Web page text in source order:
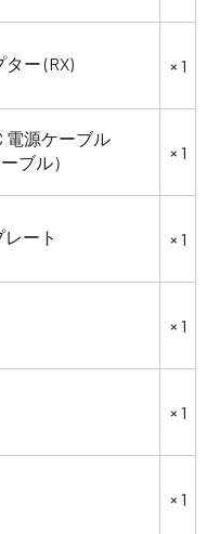
ー (RX) × 1
電源ケーブル
ブル）
× 1
ート × 1
× 1
× 1
× 1